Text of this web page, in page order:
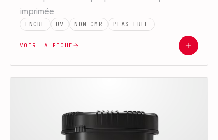
imprimée
ENCRE UV NON-CMR PFAS FREE
VOIR LA FICHE